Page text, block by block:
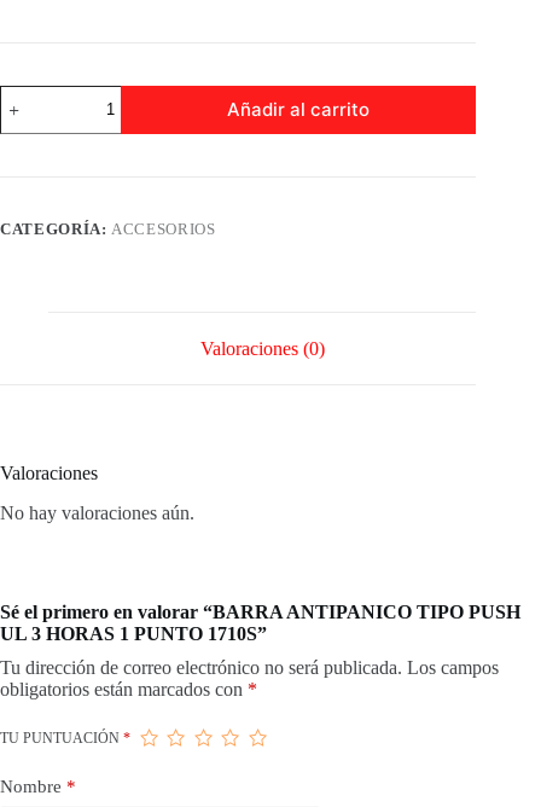
ANTIPANICO
TIPO
1
Añadir al carrito
CATEGORÍA: ACCESORIOS
Valoraciones (0)
Valoraciones
No hay valoraciones aún.
Sé el primero en valorar “BARRA ANTIPANICO TIPO PUSH
UL 3 HORAS 1 PUNTO 1710S”
Tu dirección de correo electrónico no será publicada. Los campos
obligatorios están marcados con *
TU PUNTUACIÓN *
Nombre *